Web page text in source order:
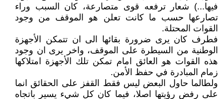
فيها...) شعار ترفعه قوى متصارعة، كان السبب وراء
تصارعها حسب ما كانت تعلن هو الموقف من وجود
القوات المحتلة.
فطرف كان يرى ضرورة بقائها الى ان تتمكن الأجهزة
الوطنية من السيطرة على الموقف، واخر يرى ان وجود
هذه القوات هو العائق امام تمكن تلك الأجهزة امتلاكها
زمام المبادرة في حفظ الأمن.
ولطالما حاول البعض ليس فقط القفز على الحقائق انما
على رفض رؤيتها اصلا، فيما كان كل شيء يسير باتجاه